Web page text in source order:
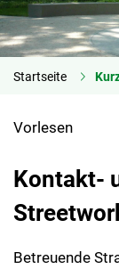
Startseite
Vorlesen
Kontakt-
Betreuende